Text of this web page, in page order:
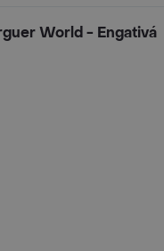
World - Engativá